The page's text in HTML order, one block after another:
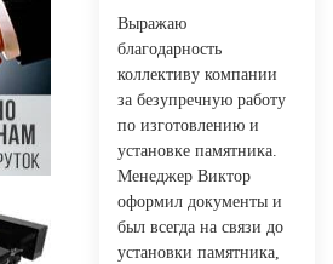
Выражаю
благодарность
коллективу компании
за безупречную работу
по изготовлению и
установке памятника.
Менеджер Виктор
оформил документы и
был всегда на связи до
установки памятника,